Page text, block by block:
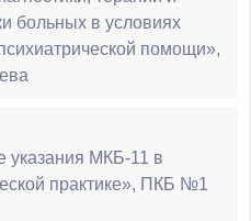
больных в условиях
помощи»,
указания МКБ-11 в
практике», ПКБ №1